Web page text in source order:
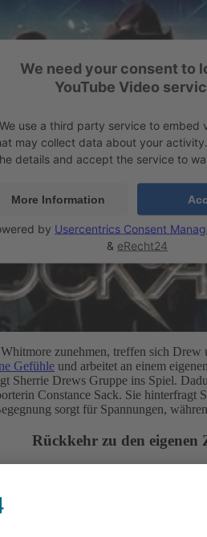
We need your consent to
YouTube Video
We use a third party service to embed
may collect data about your
details and accept the service to
More Information
by Usercentrics Consent
& eRecht24
zunehmen, treffen sich
Gefühle und arbeitet an einem
Sherrie Drews Gruppe ins Spiel.
Constance Sack. Sie hinterfragt
sorgt für Spannungen,
Rückkehr zu den eigenen
Drew und Sherrie. Drew
stark. Nach dem
Währenddessen verschärfen
fürs Kellnern. Gleichzeitig
Figuren entfernen sich dadurch